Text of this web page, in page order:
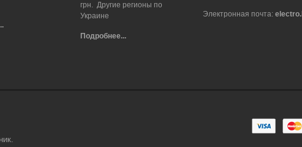
грн. Другие регионы по
Украине
Подробнее...
Электронная почта: